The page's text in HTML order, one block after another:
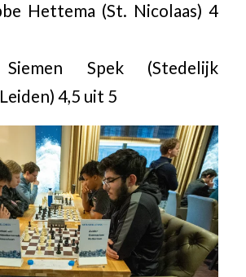
Hettema (St. Nicolaas) 4
Spek (Stedelijk
4,5 uit 5